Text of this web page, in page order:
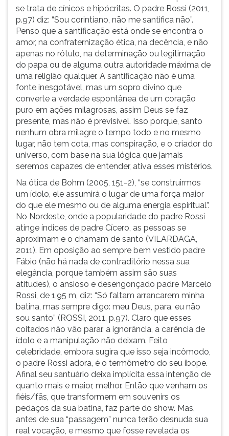
se trata de cínicos e hipócritas. O padre Rossi (2011,
p.97) diz: “Sou corintiano, não me santifica não”.
Penso que a santificação está onde se encontra o
amor, na confraternização ética, na decência, e não
apenas no rótulo, na determinação ou legitimação
do papa ou de alguma outra autoridade máxima de
uma religião qualquer. A santificação não é uma
fonte inesgotável, mas um sopro divino que
converte a verdade espontânea de um coração
puro em ações milagrosas, assim Deus se faz
presente, mas não é previsível. Isso porque, santo
nenhum obra milagre o tempo todo e no mesmo
lugar, não tem cota, mas conspiração, e o criador do
universo, com base na sua lógica que jamais
seremos capazes de entender, ativa esses mistérios.
Na ótica de Bohm (2005, 151-2), “se construirmos
um ídolo, ele assumirá o lugar de uma força maior
do que ele mesmo ou de alguma energia espiritual”.
No Nordeste, onde a popularidade do padre Rossi
atinge índices de padre Cícero, as pessoas se
aproximam e o chamam de santo (VILARDAGA,
2011). Em oposição ao sempre bem vestido padre
Fábio (não há nada de contraditório nessa sua
elegância, porque também assim são suas
atitudes), o ansioso e desengonçado padre Marcelo
Rossi, de 1,95 m, diz: “Só faltam arrancarem minha
batina, mas sempre digo: meu Deus, para, eu não
sou santo” (ROSSI, 2011, p.97). Claro que esses
coitados não vão parar, a ignorância, a carência de
ídolo e a manipulação não deixam. Feito
celebridade, embora sugira que isso seja incômodo,
o padre Rossi adora, é o termômetro do seu ibope.
Afinal seu santuário deixa implícita essa intenção de
quanto mais e maior, melhor. Então que venham os
fiéis/fãs, que transformem em souvenirs os
pedaços da sua batina, faz parte do show. Mas,
antes de sua “passagem” nunca terão desnuda sua
real vocação, e mesmo que fosse revelada os